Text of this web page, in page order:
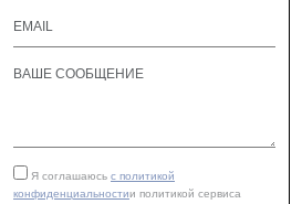
Я соглашаюсь с политикой
конфиденциальностии политикой сервиса